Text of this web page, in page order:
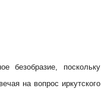
безобразие, поскольку
на вопрос иркутского